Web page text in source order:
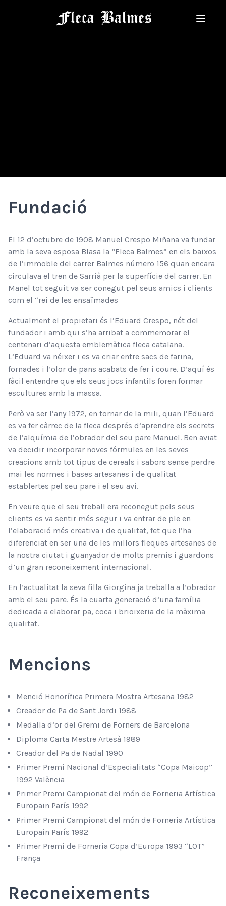
Història
Fundació
El 12 d’octubre de 1908 Manuel Crespo Miñana va fundar
amb la seva esposa Blasa la “Fleca Balmes” en els baixos
de l’immoble del carrer Balmes número 156 quan encara
circulava el tren de Sarrià per la superfície del carrer. En
Manel tot seguit va ser conegut pel seus amics i clients
com el “rei de les ensaïmades
Actualment el propietari és l’Eduard Crespo, nét del
fundador i amb qui s’ha arribat a commemorar el
centenari d’aquesta emblemàtica fleca catalana.
L’Eduard va néixer i es va criar entre sacs de farina,
fornades i l’olor de pans acabats de fer i coure. D’aquí és
fàcil entendre que els seus jocs infantils foren formar
escultures amb la massa.
Però va ser l’any 1972, en tornar de la mili, quan l’Eduard
es va fer càrrec de la fleca després d’aprendre els secrets
de l’alquímia de l’obrador del seu pare Manuel. Ben aviat
va decidir incorporar noves fórmules en les seves
creacions amb tot tipus de cereals i sabors sense perdre
mai les normes i bases artesanes i de qualitat
establertes pel seu pare i el seu avi.
En veure que el seu treball era reconegut pels seus
clients es va sentir més segur i va entrar de ple en
l’elaboració més creativa i de qualitat, fet que l’ha
diferenciat en ser una de les millors fleques artesanes de
la nostra ciutat i guanyador de molts premis i guardons
d’un gran reconeixement internacional.
En l’actualitat la seva filla Giorgina ja treballa a l’obrador
amb el seu pare. És la cuarta generació d’una família
dedicada a elaborar pa, coca i brioixeria de la màxima
qualitat.
Mencions
Menció Honorífica Primera Mostra Artesana 1982
Creador de Pa de Sant Jordi 1988
Medalla d’or del Gremi de Forners de Barcelona
Diploma Carta Mestre Artesà 1989
Creador del Pa de Nadal 1990
Primer Premi Nacional d’Especialitats “Copa Maicop”
1992 València
Primer Premi Campionat del món de Forneria Artística
Europain París 1992
Primer Premi Campionat del món de Forneria Artística
Europain París 1992
Primer Premi de Forneria Copa d’Europa 1993 “LOT”
França
Reconeixements